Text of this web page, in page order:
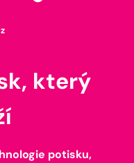
který
potisku,